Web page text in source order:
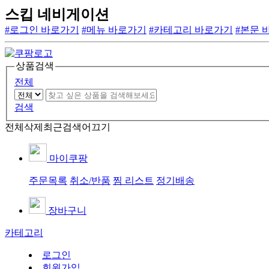
스킵 네비게이션
#로그인 바로가기 #메뉴 바로가기 #카테고리 바로가기 #본문
상품검색
전체
검색
전체삭제 최근검색어끄기
마이쿠팡
주문목록 취소/반품 찜 리스트 정기배송
장바구니
카테고리
로그인